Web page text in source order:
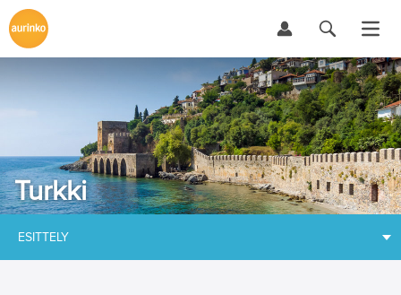
Turkki
ESITTELY